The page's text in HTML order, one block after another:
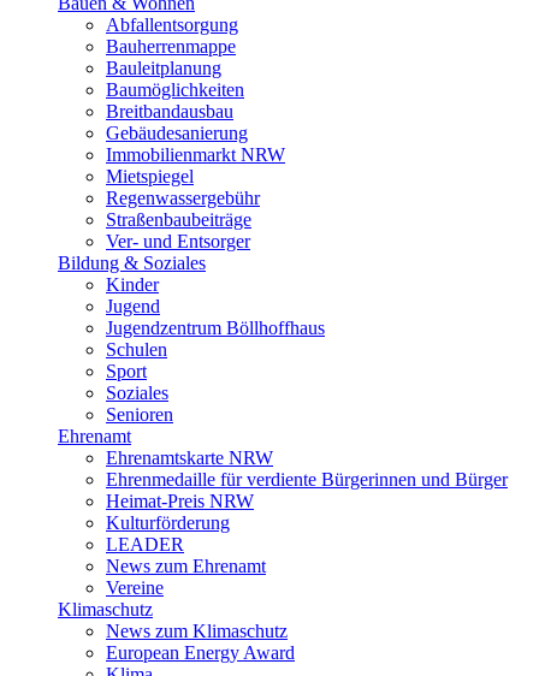
Abfallentsorgung
Bauherrenmappe
Bauleitplanung
Baumöglichkeiten
Breitbandausbau
Gebäudesanierung
Immobilienmarkt NRW
Mietspiegel
Regenwassergebühr
Straßenbaubeiträge
Ver- und Entsorger
Bildung & Soziales
Kinder
Jugend
Jugendzentrum Böllhoffhaus
Schulen
Sport
Soziales
Senioren
Ehrenamt
Ehrenamtskarte NRW
Ehrenmedaille für verdiente Bürgerinnen und Bürger
Heimat-Preis NRW
Kulturförderung
LEADER
News zum Ehrenamt
Vereine
Klimaschutz
News zum Klimaschutz
European Energy Award